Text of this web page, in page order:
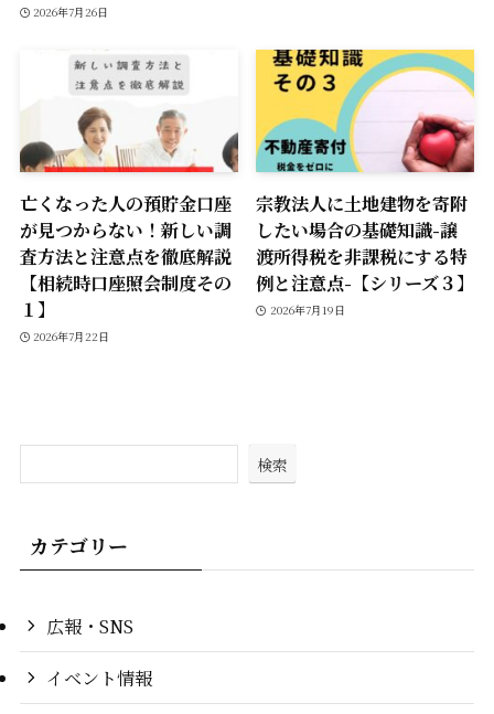
2026年7月26日
亡くなった人の預貯金口座
が見つからない！新しい調
査方法と注意点を徹底解説
【相続時口座照会制度その
１】
2026年7月22日
宗教法人に土地建物を寄附
したい場合の基礎知識-譲
渡所得税を非課税にする特
例と注意点-【シリーズ３】
2026年7月19日
検索
カテゴリー
広報・SNS
イベント情報